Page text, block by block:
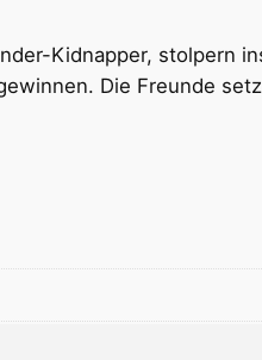
Kidnapper, stolpern
Die Freunde